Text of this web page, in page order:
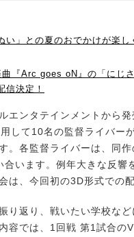
い」との夏のおでかけが楽
曲『Arc goes oN』の「にじ
信決定！
ンタテインメントから
して10名の監督ライバー
。各監督ライバーは、同
います。例年大きな反響
は、今回初の3D形式での
返り、戦いたい学校など
容では、1回戦 第1試合の